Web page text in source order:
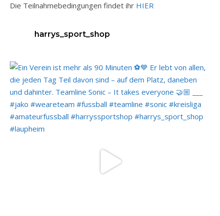
Die Teilnahmebedingungen findet ihr HIER
harrys_sport_shop